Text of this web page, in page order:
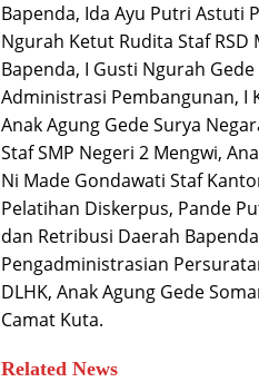
Bapenda, Ida Ayu Putri Astuti
Ngurah Ketut Rudita Staf
Bapenda, I Gusti Ngurah
Administrasi Pembangunan, I
Anak Agung Gede Surya
Staf SMP Negeri 2 Mengwi,
Ni Made Gondawati Staf
Pelatihan Diskerpus, Pande
dan Retribusi Daerah
Pengadministrasian
DLHK, Anak Agung Gede
Camat Kuta.
Related News